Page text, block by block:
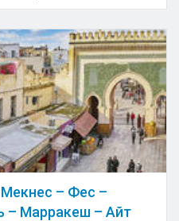
– Фес –
– Марракеш – Айт